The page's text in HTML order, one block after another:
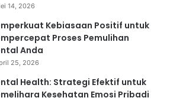
14, 2026
Kebiasaan Positif untuk
Proses Pemulihan
Anda
25, 2026
Health: Strategi Efektif untuk
Kesehatan Emosi Pribadi